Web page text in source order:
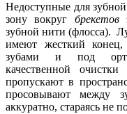
Недоступные для
зону вокруг брекетов
зубной нити (флосса).
имеют жесткий
зубами и под
качественной
пропускают в
просовывают между
аккуратно, стараясь не